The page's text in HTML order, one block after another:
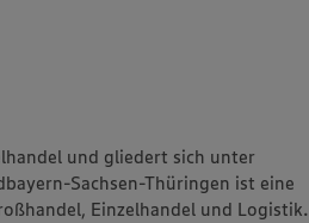
und gliedert sich unter
Sachsen-Thüringen ist eine
Einzelhandel und Logistik.